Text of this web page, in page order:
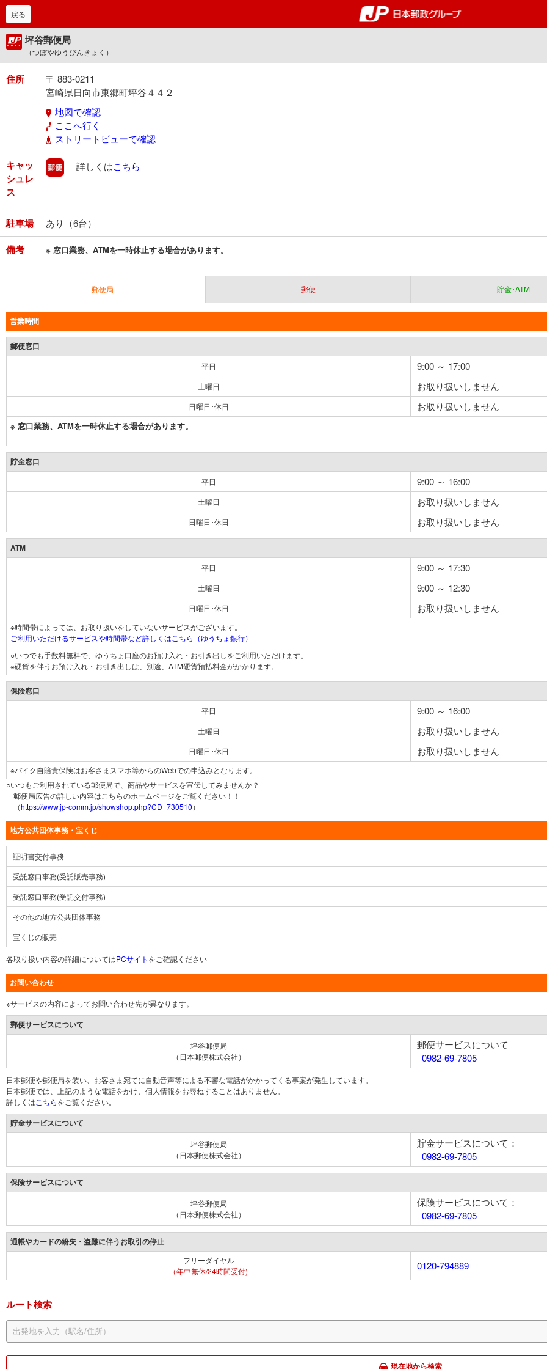
郵便局・日本郵政グルー
戻る
坪谷郵便局
（つぼやゆうびんきょく）
住所
〒 883-0211
宮崎県日向市東郷町坪谷４４２
地図で確認
ここへ行く
ストリートビューで確認
キャッ
シュレ
ス
郵便
詳しくはこちら
駐車場 あり（6台）
備考 ※ 窓口業務、ATMを一時休止する場合があります。
郵便局 郵便 貯金･ATM
営業時間
郵便窓口
平日 9:00 ～ 17:00
土曜日 お取り扱いしません
日曜日･休日 お取り扱いしません
※ 窓口業務、ATMを一時休止する場合があります。
貯金窓口
平日 9:00 ～ 16:00
土曜日 お取り扱いしません
日曜日･休日 お取り扱いしません
ATM
平日 9:00 ～ 17:30
土曜日 9:00 ～ 12:30
日曜日･休日 お取り扱いしません
※時間帯によっては、お取り扱いをしていないサービスがございます。
ご利用いただけるサービスや時間帯など詳しくはこちら（ゆうちょ銀行）
○いつでも手数料無料で、ゆうちょ口座のお預け入れ・お引き出しをご利用いただけます。
※硬貨を伴うお預け入れ・お引き出しは、別途、ATM硬貨預払料金がかかります。
保険窓口
平日 9:00 ～ 16:00
土曜日 お取り扱いしません
日曜日･休日 お取り扱いしません
※バイク自賠責保険はお客さまスマホ等からのWebでの申込みとなります。
○いつもご利用されている郵便局で、商品やサービスを宣伝してみませんか？
郵便局広告の詳しい内容はこちらのホームページをご覧ください！！
（https://www.jp-comm.jp/showshop.php?CD=730510）
地方公共団体事務・宝くじ
証明書交付事務
受託窓口事務(受託販売事務)
受託窓口事務(受託交付事務)
その他の地方公共団体事務
宝くじの販売
各取り扱い内容の詳細についてはPCサイト をご確認ください
お問い合わせ
※サービスの内容によってお問い合わせ先が異なります。
郵便サービスについて
坪谷郵便局
（日本郵便株式会社）
郵便サービスについて
0982-69-7805
日本郵便や郵便局を装い、お客さま宛てに自動音声等による不審な電話がかかってくる事案が発生しています。
日本郵便では、上記のような電話をかけ、個人情報をお尋ねすることはありません。
詳しくは こちらをご覧ください。
貯金サービスについて
坪谷郵便局
（日本郵便株式会社）
貯金サービスについて：
0982-69-7805
保険サービスについて
坪谷郵便局
（日本郵便株式会社）
保険サービスについて：
0982-69-7805
通帳やカードの紛失・盗難に伴うお取引の停止
フリーダイヤル
（年中無休/24時間受付)
0120-794889
ルート検索
現在地から検索